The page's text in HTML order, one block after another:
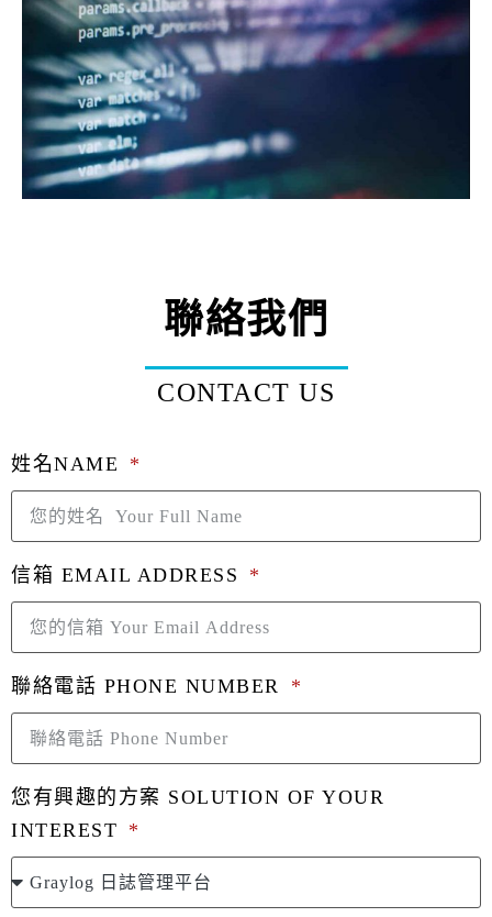
聯絡我們
CONTACT US
姓名NAME
信箱 EMAIL ADDRESS
聯絡電話 PHONE NUMBER
您有興趣的方案 SOLUTION OF YOUR
INTEREST